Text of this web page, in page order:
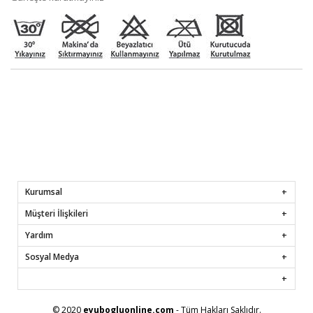
Kurumsal
Müşteri İlişkileri
Yardım
Sosyal Medya
© 2020 eyubogluonline.com - Tüm Hakları Saklıdır.